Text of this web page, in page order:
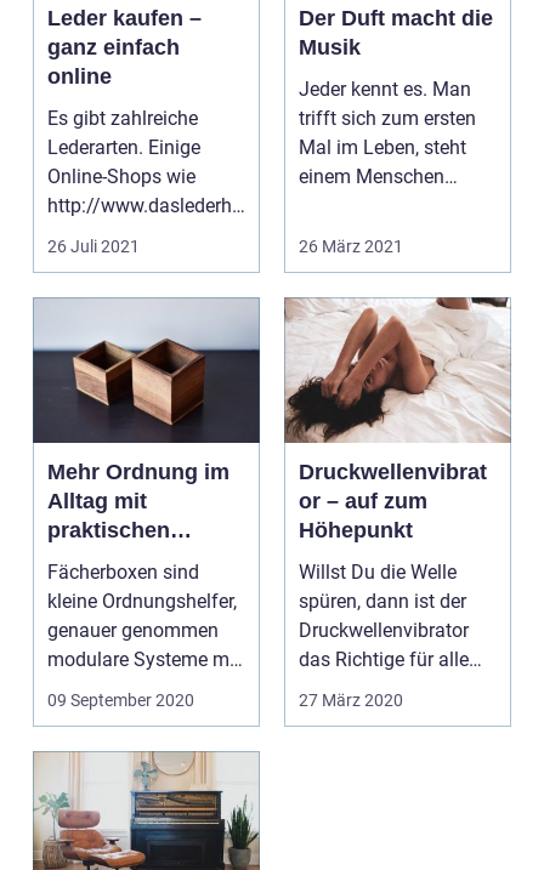
Leder kaufen –
ganz einfach
online
Es gibt zahlreiche
Lederarten. Einige
Online-Shops wie
http://www.daslederha
us.eu/ verkaufen
26 Juli 2021
Der Duft macht die
Musik
Jeder kennt es. Man
trifft sich zum ersten
Mal im Leben, steht
einem Menschen
26 März 2021
Mehr Ordnung im
Alltag mit
praktischen
Fächerboxen
Fächerboxen sind
kleine Ordnungshelfer,
genauer genommen
modulare Systeme mit
vielen Kästchen in
09 September 2020
Druckwellenvibrat
or – auf zum
Höhepunkt
Willst Du die Welle
spüren, dann ist der
Druckwellenvibrator
das Richtige für alle
Frauen und Paare....
27 März 2020